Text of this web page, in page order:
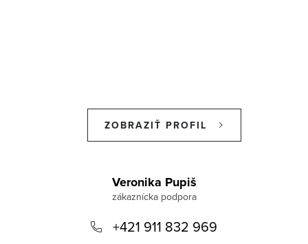
ZOBRAZIŤ PROFIL
Veronika Pupiš
+421 911 832 969